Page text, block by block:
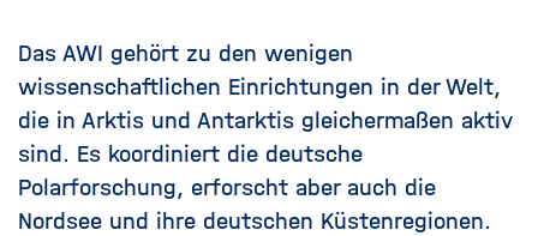
Das AWI gehört zu den wenigen
wissenschaftlichen Einrichtungen in der Welt,
die in Arktis und Antarktis gleichermaßen aktiv
sind. Es koordiniert die deutsche
Polarforschung, erforscht aber auch die
Nordsee und ihre deutschen Küstenregionen.